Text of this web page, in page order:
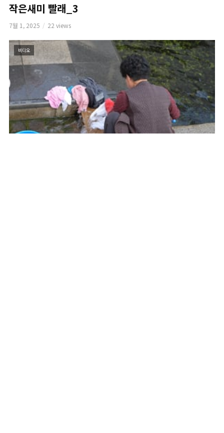
작은새미 빨래_3
7월 1, 2025 22 views
비디오